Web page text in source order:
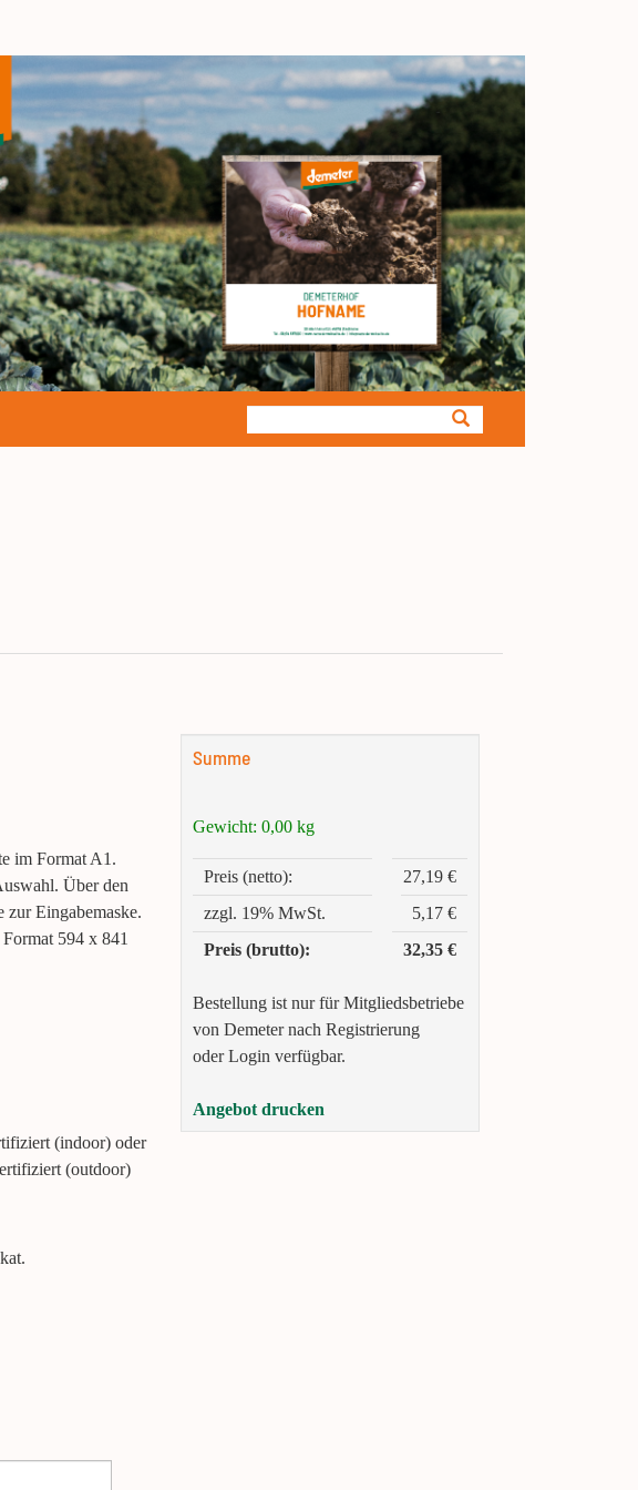
im Format A1.
Über den
Eingabemaske.
594 x 841
(indoor) oder
(outdoor)
Summe
Gewicht:0,00 kg
Preis (netto):
27,19 €
zzgl. 19% MwSt.
5,17 €
Preis (brutto):
32,35 €
Bestellung ist nur für Mitgliedsbetriebe
von Demeter nach Registrierung
oder Login verfügbar.
Angebot drucken